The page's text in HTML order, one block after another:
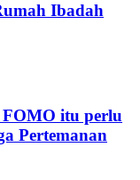
Ibadah
itu perlu
Pertemanan